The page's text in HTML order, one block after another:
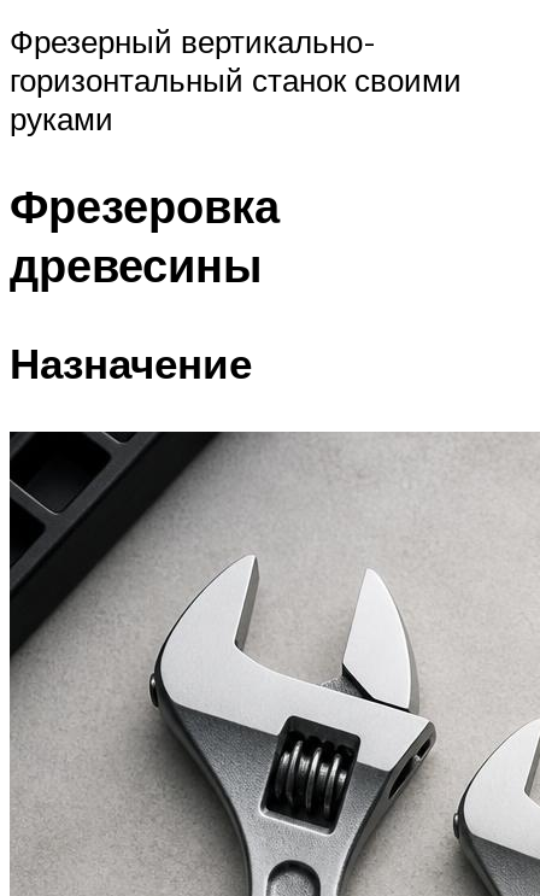
Фрезерный вертикально-
горизонтальный станок своими
руками
Фрезеровка
древесины
Назначение